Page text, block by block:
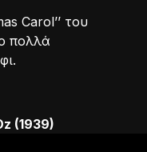
Carol’’ του
πολλά
(1939)